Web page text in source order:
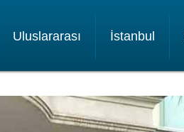
Uluslararası İstanbul